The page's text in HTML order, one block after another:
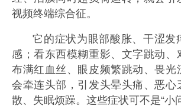
视频终端综合征。
它的症状为眼部酸胀、干涩发
感；看东西模糊重影、文字跳动、
布满红血丝、眼皮频繁跳动、畏光
会牵连头部，引发头晕头痛、恶心
散、失眠烦躁。这些症状可不是“小